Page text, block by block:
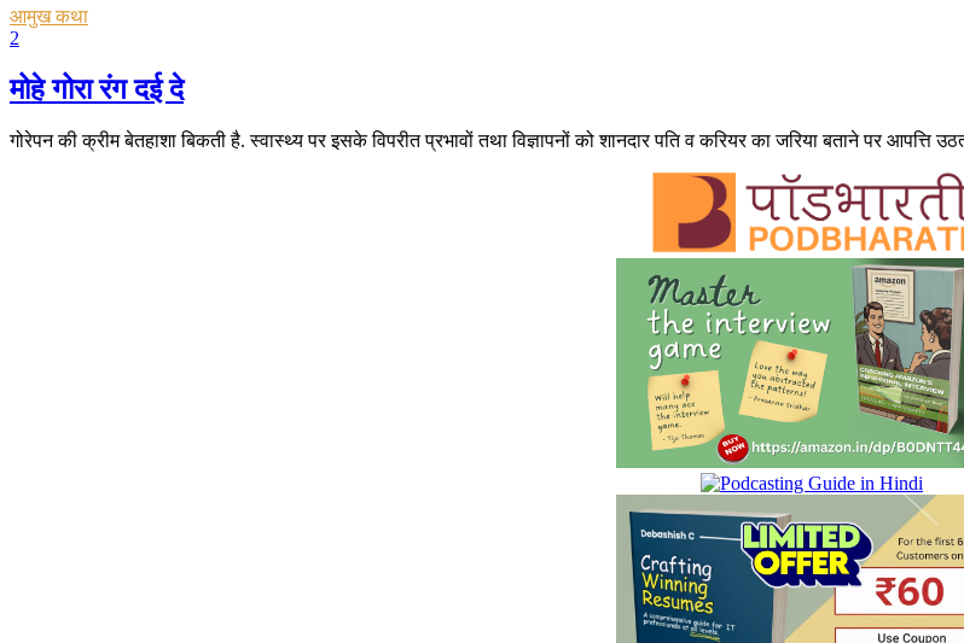
आमुख कथा
2
मोहे गोरा रंग दई दे
गोरेपन की क्रीम बेतहाशा बिकती है. स्वास्थ्य पर इसके विपरीत प्रभावों तथा विज्ञापनों को शानदार पति व करियर का जरिया बताने पर आपत्ति